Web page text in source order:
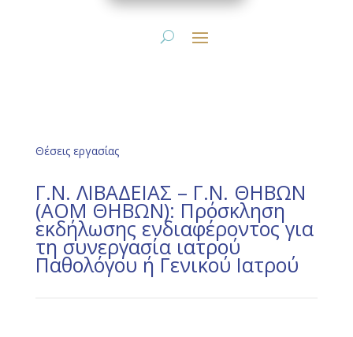
Θέσεις εργασίας
Γ.Ν. ΛΙΒΑΔΕΙΑΣ – Γ.Ν. ΘΗΒΩΝ
(ΑΟΜ ΘΗΒΩΝ): Πρόσκληση
εκδήλωσης ενδιαφέροντος για
τη συνεργασία ιατρού
Παθολόγου ή Γενικού Ιατρού